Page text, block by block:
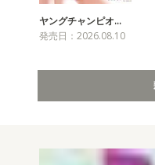
ヤングチャンピオ…
発売日：2026.08.10